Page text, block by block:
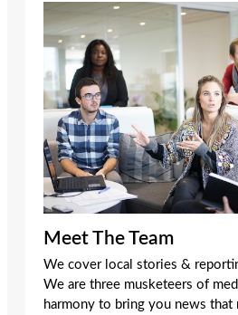
Meet The Team
We cover local stories &
We are three musketeers of
harmony to bring you news that